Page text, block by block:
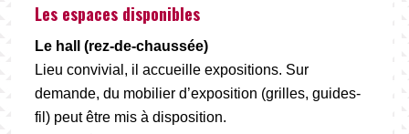
Les espaces disponibles
Le hall (rez-de-chaussée)
Lieu convivial, il accueille expositions. Sur
demande, du mobilier d’exposition (grilles, guides-
fil) peut être mis à disposition.